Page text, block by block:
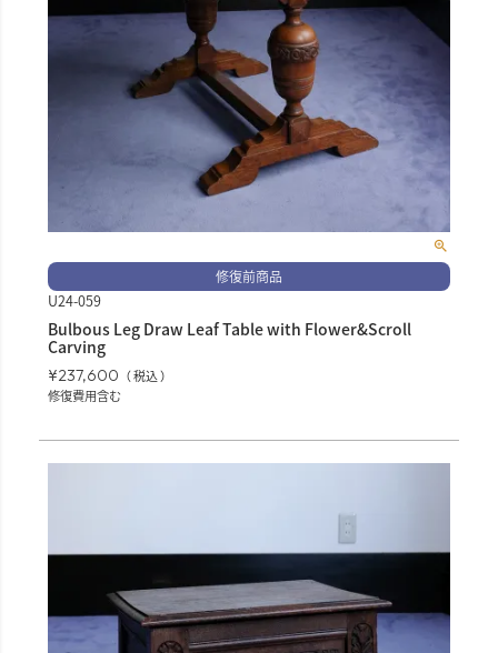
修復前商品
U24-059
Bulbous Leg Draw Leaf Table with Flower&Scroll
Carving
¥237,600
税込
修復費用含む